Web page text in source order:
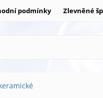
podmínky Zlevněné